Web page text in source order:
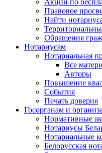
Акции по
Правовое
Найти
Обращения
Нотариусам
Нотариальная
Все
Авторы
Повышение
События
Печать доверия
Госорганам и
Нормативные
Нотариусы
Нотариальные
Белорусская